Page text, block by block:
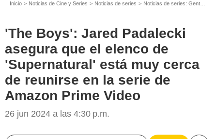
Inicio Noticias de Cine y Series Noticias de series Noticias de series: Gente
'The Boys': Jared Padalecki
asegura que el elenco de
'Supernatural' está muy cerca
de reunirse en la serie de
Amazon Prime Video
26 jun 2024 a las 4:30 p.m.